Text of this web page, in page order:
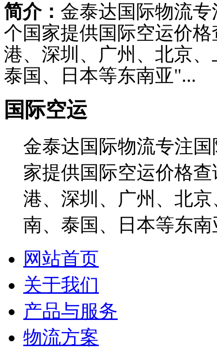
简介： 金泰达国际物流
个国家提供国际空运价
港、深圳、广州、北京
泰国、日本等东南亚"...
国际空运
金泰达国际物流专注
家提供国际空运价格
港、深圳、广州、北
南、泰国、日本等东
网站首页
关于我们
产品与服务
物流方案